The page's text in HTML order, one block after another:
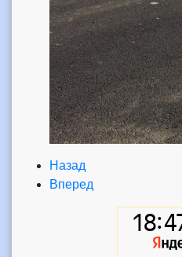
Назад
Вперед